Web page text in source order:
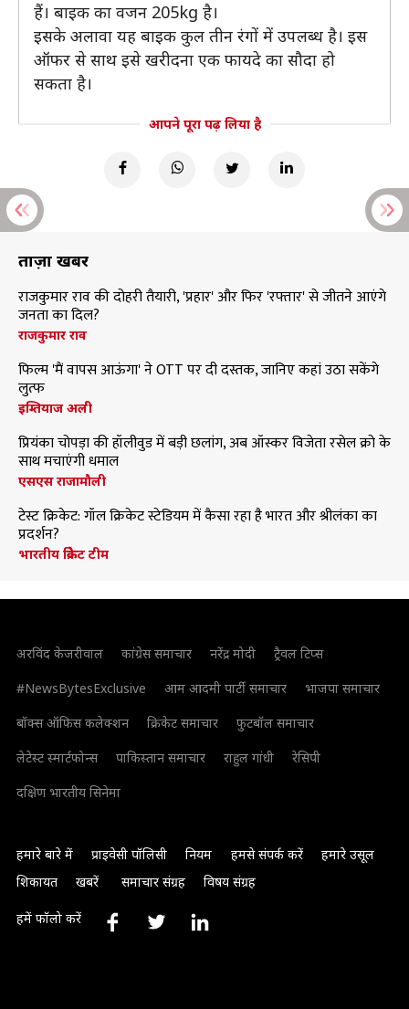
हैं। बाइक का वजन 205kg है।
इसके अलावा यह बाइक कुल तीन रंगों में उपलब्ध है। इस
ऑफर से साथ इसे खरीदना एक फायदे का सौदा हो
सकता है।
आपने पूरा पढ़ लिया है
ताज़ा खबरें
राजकुमार राव की दोहरी तैयारी, 'प्रहार' और फिर 'रफ्तार' से जीतने आएंगे
जनता का दिल?
राजकुमार राव
फिल्म 'मैं वापस आऊंगा' ने OTT पर दी दस्तक, जानिए कहां उठा सकेंगे
लुत्फ
इम्तियाज अली
प्रियंका चोपड़ा की हॉलीवुड में बड़ी छलांग, अब ऑस्कर विजेता रसेल क्रो के
साथ मचाएंगी धमाल
एसएस राजामौली
टेस्ट क्रिकेट: गॉल क्रिकेट स्टेडियम में कैसा रहा है भारत और श्रीलंका का
प्रदर्शन?
भारतीय क्रिकेट टीम
अरविंद केजरीवाल कांग्रेस समाचार नरेंद्र मोदी
ट्रैवल टिप्स
#NewsBytesExclusive
आम आदमी पार्टी समाचार
भाजपा समाचार
बॉक्स ऑफिस कलेक्शन
क्रिकेट समाचार
फुटबॉल समाचार
लेटेस्ट स्मार्टफोन्स
पाकिस्तान समाचार राहुल गांधी
रेसिपी
दक्षिण भारतीय सिनेमा
हमारे बारे में प्राइवेसी पॉलिसी नियम हमसे संपर्क करें
हमारे उसूल
शिकायत
खबरें समाचार संग्रह विषय संग्रह
हमें फॉलो करें